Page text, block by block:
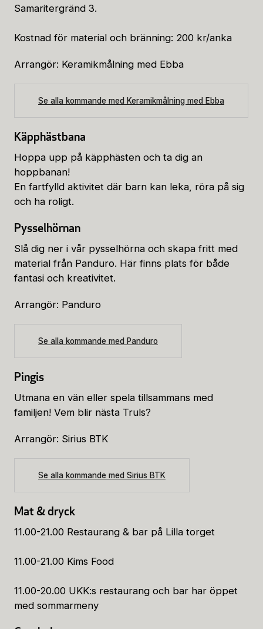
Samaritergränd 3.
Kostnad för material och bränning: 200 kr/anka
Arrangör: Keramikmålning med Ebba
Se alla kommande med Keramikmålning med Ebba
Käpphästbana
Hoppa upp på käpphästen och ta dig an
hoppbanan!
En fartfylld aktivitet där barn kan leka, röra på sig
och ha roligt.
Pysselhörnan
Slå dig ner i vår pysselhörna och skapa fritt med
material från Panduro. Här finns plats för både
fantasi och kreativitet.
Arrangör: Panduro
Se alla kommande med Panduro
Pingis
Utmana en vän eller spela tillsammans med
familjen! Vem blir nästa Truls?
Arrangör: Sirius BTK
Se alla kommande med Sirius BTK
Mat & dryck
11.00-21.00 Restaurang & bar på Lilla torget
11.00-21.00 Kims Food
11.00-20.00 UKK:s restaurang och bar har öppet
med sommarmeny